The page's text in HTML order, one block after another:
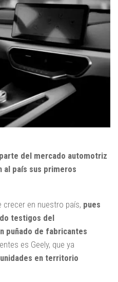
del mercado automotriz
al país sus primeros
crecer en nuestro país, pues
testigos del
puñado de fabricantes
es Geely, que ya
en territorio